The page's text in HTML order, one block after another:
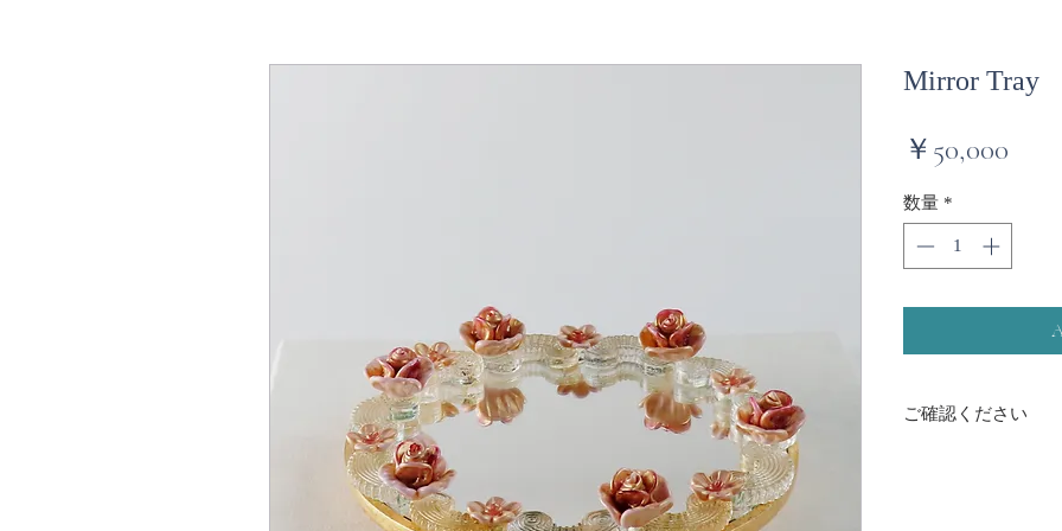
Mirror Tray
￥50,000
数量 *
ご確認ください